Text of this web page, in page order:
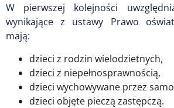
W pierwszej kolejności
wynikające z ustawy Prawo
mają:
dzieci z rodzin wielodzietnych,
dzieci z niepełnosprawnością,
dzieci wychowywane przez
dzieci objęte pieczą zastępczą.